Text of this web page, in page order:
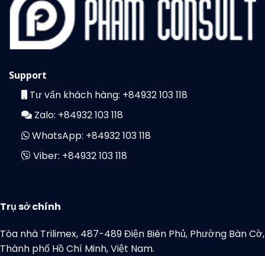
Support
Tư vấn khách hàng: +84932 103 118
Zalo: +84932 103 118
WhatsApp: +84932 103 118
Viber: +84932 103 118
Trụ sở chính
Tòa nhà Trilimex, 487-489 Điện Biên Phủ, Phường Bàn Cờ,
Thành phố Hồ Chí Minh, Việt Nam.